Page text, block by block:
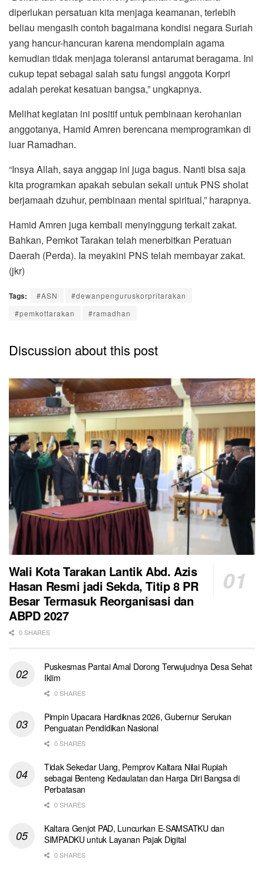
diperlukan persatuan kita menjaga keamanan, terlebih
beliau mengasih contoh bagaimana kondisi negara Suriah
yang hancur-hancuran karena mendomplain agama
kemudian tidak menjaga toleransi antarumat beragama. Ini
cukup tepat sebagai salah satu fungsi anggota Korpri
adalah perekat kesatuan bangsa,” ungkapnya.
Melihat kegiatan ini positif untuk pembinaan kerohanian
anggotanya, Hamid Amren berencana memprogramkan di
luar Ramadhan.
“Insya Allah, saya anggap ini juga bagus. Nanti bisa saja
kita programkan apakah sebulan sekali untuk PNS sholat
berjamaah dzuhur, pembinaan mental spiritual,” harapnya.
Hamid Amren juga kembali menyinggung terkait zakat.
Bahkan, Pemkot Tarakan telah menerbitkan Peratuan
Daerah (Perda). Ia meyakini PNS telah membayar zakat.
(jkr)
Tags: #ASN
#dewanpenguruskorpritarakan
#pemkottarakan
#ramadhan
Discussion about this post
Wali Kota Tarakan Lantik Abd. Azis
Hasan Resmi jadi Sekda, Titip 8 PR
Besar Termasuk Reorganisasi dan
ABPD 2027
0 SHARES
Puskesmas Pantai Amal Dorong Terwujudnya Desa Sehat
Iklim
0 SHARES
Pimpin Upacara Hardiknas 2026, Gubernur Serukan
Penguatan Pendidikan Nasional
0 SHARES
Tidak Sekedar Uang, Pemprov Kaltara Nilai Rupiah
sebagai Benteng Kedaulatan dan Harga Diri Bangsa di
Perbatasan
0 SHARES
Kaltara Genjot PAD, Luncurkan E-SAMSATKU dan
SIMPADKU untuk Layanan Pajak Digital
0 SHARES